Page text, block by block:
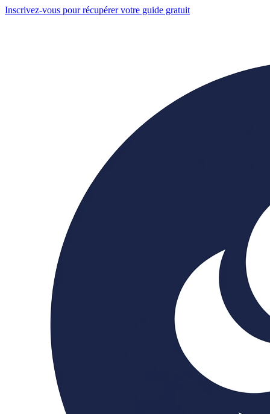
Inscrivez-vous pour récupérer votre guide gratuit